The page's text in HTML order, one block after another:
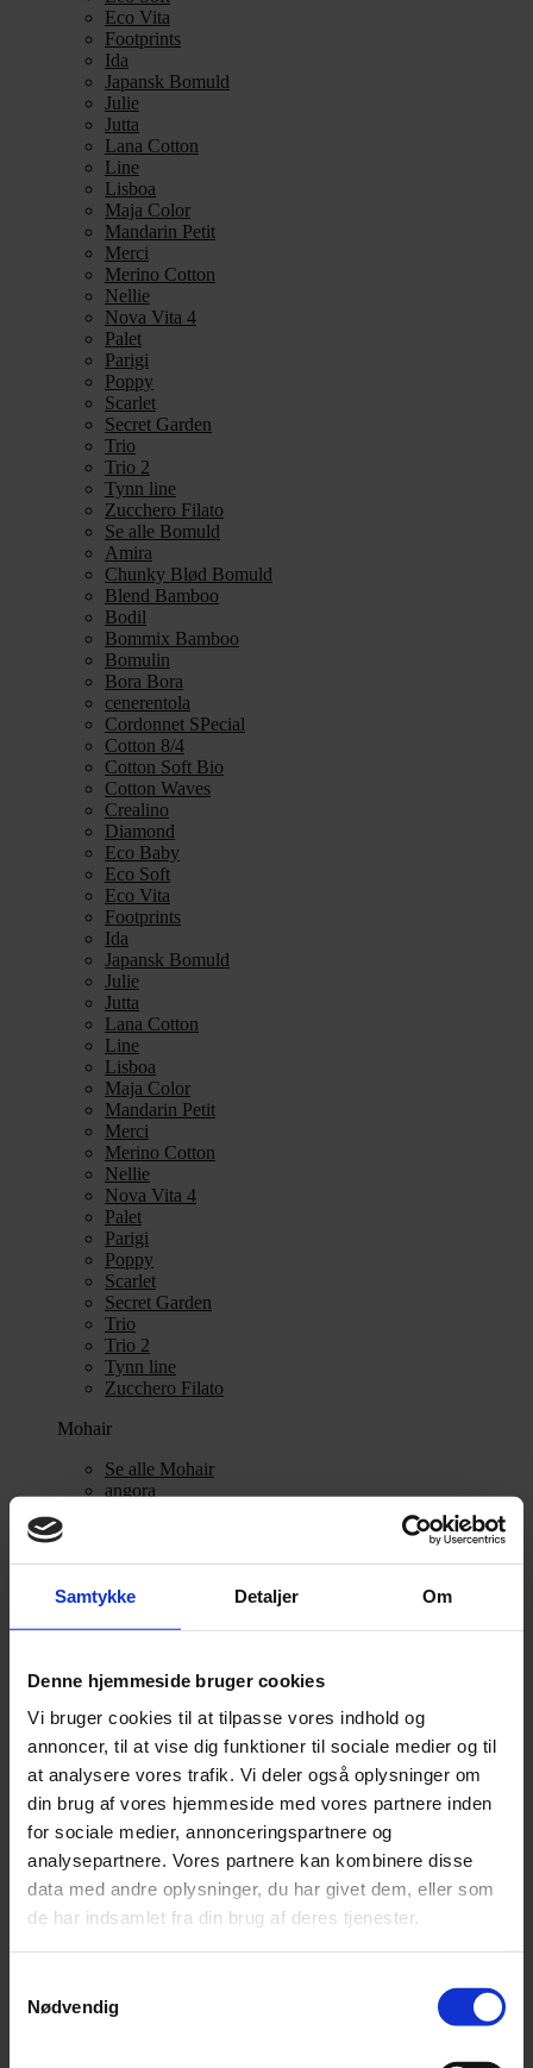
Samtykke Detaljer Om
Denne hjemmeside bruger cookies
Vi bruger cookies til at tilpasse vores indhold og
annoncer, til at vise dig funktioner til sociale medier og til
at analysere vores trafik. Vi deler også oplysninger om
din brug af vores hjemmeside med vores partnere inden
for sociale medier, annonceringspartnere og
analysepartnere. Vores partnere kan kombinere disse
data med andre oplysninger, du har givet dem, eller som
de har indsamlet fra din brug af deres tjenester.
Nødvendig
Eco Vita
Footprints
Ida
Japansk Bomuld
Julie
Jutta
Lana Cotton
Line
Lisboa
Maja Color
Mandarin Petit
Merci
Merino Cotton
Nellie
Nova Vita 4
Palet
Parigi
Poppy
Scarlet
Secret Garden
Trio
Trio 2
Tynn line
Zucchero Filato
Se alle Bomuld
Amira
Chunky Blød Bomuld
Blend Bamboo
Bodil
Bommix Bamboo
Bomulin
Bora Bora
cenerentola
Cordonnet SPecial
Cotton 8/4
Cotton Soft Bio
Cotton Waves
Crealino
Diamond
Eco Baby
Eco Soft
Eco Vita
Footprints
Ida
Japansk Bomuld
Julie
Jutta
Lana Cotton
Line
Lisboa
Maja Color
Mandarin Petit
Merci
Merino Cotton
Nellie
Nova Vita 4
Palet
Parigi
Poppy
Scarlet
Secret Garden
Trio
Trio 2
Tynn line
Zucchero Filato
Mohair
Se alle Mohair
angora
Mulberry Silk
Tynn Silk Mohair
angora
Bella
Bella Color
Filnovo
Mulberry Silk
Leonora
Tilia
Tynn Silk Mohair
Alpaka
Se alle Alpaka
Alice